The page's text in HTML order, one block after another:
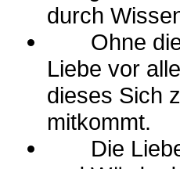
durch
Ohne die
Liebe vor
dieses Sich
mitkommt.
Die Liebe